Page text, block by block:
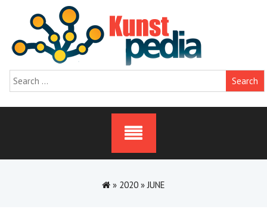
content
Search
for:
» 2020 »JUNE